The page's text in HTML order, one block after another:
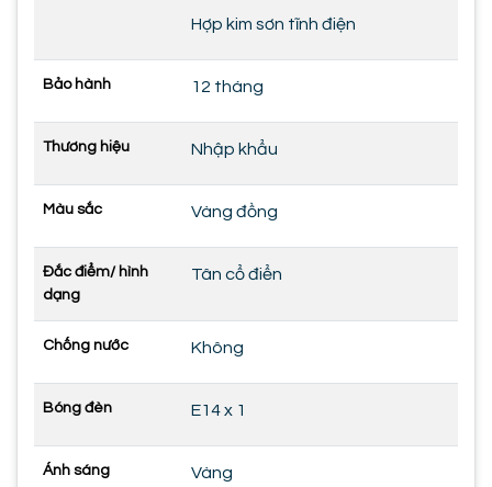
Hợp kim sơn tĩnh điện
Bảo hành 12 tháng
Thương hiệu Nhập khẩu
Màu sắc Vàng đồng
Đắc điểm/ hình
dạng
Tân cổ điển
Chống nước Không
Bóng đèn E14 x 1
Ánh sáng Vàng